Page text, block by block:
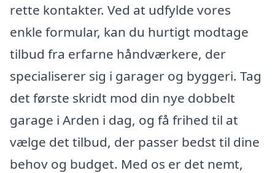
rette kontakter. Ved at udfylde vores
enkle formular, kan du hurtigt modtage
tilbud fra erfarne håndværkere, der
specialiserer sig i garager og byggeri. Tag
det første skridt mod din nye dobbelt
garage i Arden i dag, og få frihed til at
vælge det tilbud, der passer bedst til dine
behov og budget. Med os er det nemt,